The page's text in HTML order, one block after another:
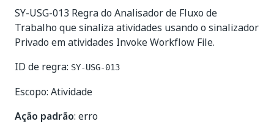
SY-USG-013 Regra do Analisador de Fluxo de
Trabalho que sinaliza atividades usando o sinalizador
Privado em atividades Invoke Workflow File.
ID de regra: SY-USG-013
Escopo: Atividade
Ação padrão: erro